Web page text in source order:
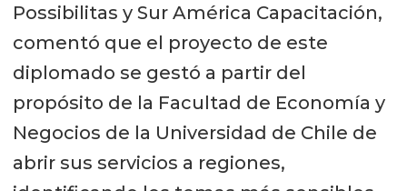
Possibilitas y Sur América Capacitación,
comentó que el proyecto de este
diplomado se gestó a partir del
propósito de la Facultad de Economía y
Negocios de la Universidad de Chile de
abrir sus servicios a regiones,